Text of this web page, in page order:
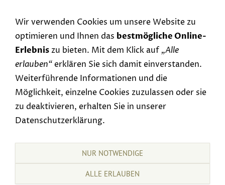
Wir verwenden Cookies um unsere Website zu
optimieren und Ihnen das bestmögliche Online-
Erlebniszu bieten. Mit dem Klick auf „Alle
erlauben“erklären Sie sich damit einverstanden.
Weiterführende Informationen und die
Möglichkeit, einzelne Cookies zuzulassen oder sie
zu deaktivieren, erhalten Sie in unserer
Datenschutzerklärung.
NUR NOTWENDIGE
ALLE ERLAUBEN